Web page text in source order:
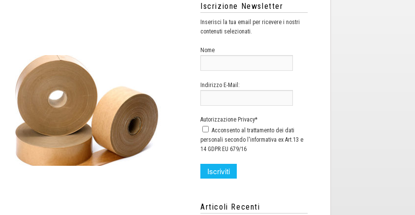
Iscrizione Newsletter
Inserisci la tua email per ricevere i nostri
contenuti selezionati.
Nome
Indirizzo E-Mail:
Autorizzazione Privacy*
Acconsento al trattamento dei dati
personali secondo l'informativa ex Art.13 e
14 GDPR EU 679/16
Articoli Recenti